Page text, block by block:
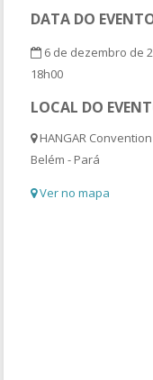
DATA DO
6 de dezembro de
18h00
LOCAL DO
HANGAR
Belém - Pará
Ver no mapa